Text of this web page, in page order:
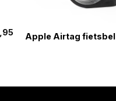
Apple Airtag fietsbel